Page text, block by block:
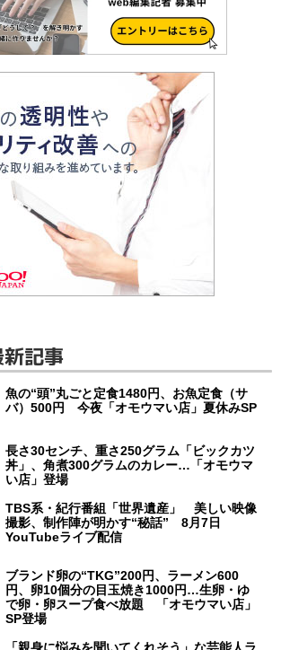
記事
魚の“頭”丸ごと定食1480円、お魚定食（サ
バ）500円 今夜「オモウマい店」夏休みSP
長さ30センチ、重さ250グラム「ビックカツ
丼」、角煮300グラムのカレー…「オモウマ
い店」登場
TBS系・紀行番組「世界遺産」 美しい映像
撮影、制作陣が明かす“秘話” 8月7日
YouTubeライブ配信
ブランド卵の“TKG”200円、ラーメン600
円、卵10個分の目玉焼き1000円…生卵・ゆ
で卵・卵スープ食べ放題 「オモウマい店」
SP登場
「親身に悩みを聞いてくれそう」な芸能人ラ